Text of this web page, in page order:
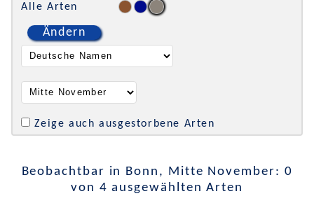
Alle Arten
Ändern
Zeige auch ausgestorbene Arten
Beobachtbar in Bonn, Mitte November: 0
von 4 ausgewählten Arten